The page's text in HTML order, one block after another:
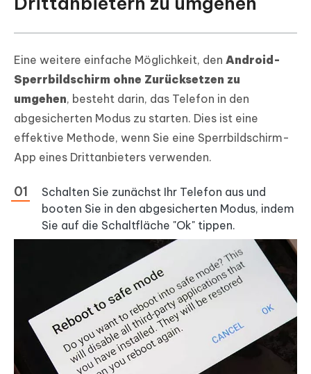
Eine weitere einfache Möglichkeit, den Android-
Sperrbildschirm ohne Zurücksetzen zu
umgehen, besteht darin, das Telefon in den
abgesicherten Modus zu starten. Dies ist eine
effektive Methode, wenn Sie eine Sperrbildschirm-
App eines Drittanbieters verwenden.
Schalten Sie zunächst Ihr Telefon aus und
booten Sie in den abgesicherten Modus, indem
Sie auf die Schaltfläche "Ok" tippen.